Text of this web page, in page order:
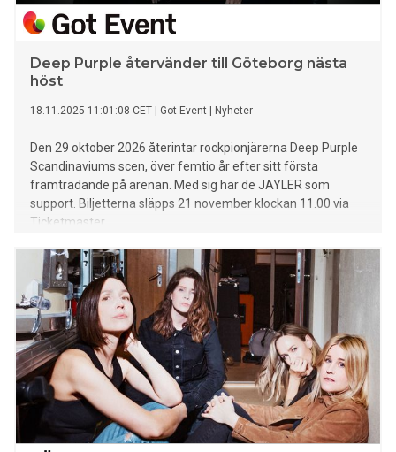
Deep Purple återvänder till Göteborg nästa
höst
18.11.2025 11:01:08 CET Got Event Nyheter
Den 29 oktober 2026 återintar rockpionjärerna Deep Purple
Scandinaviums scen, över femtio år efter sitt första
framträdande på arenan. Med sig har de JAYLER som
support. Biljetterna släpps 21 november klockan 11.00 via
Ticketmaster.